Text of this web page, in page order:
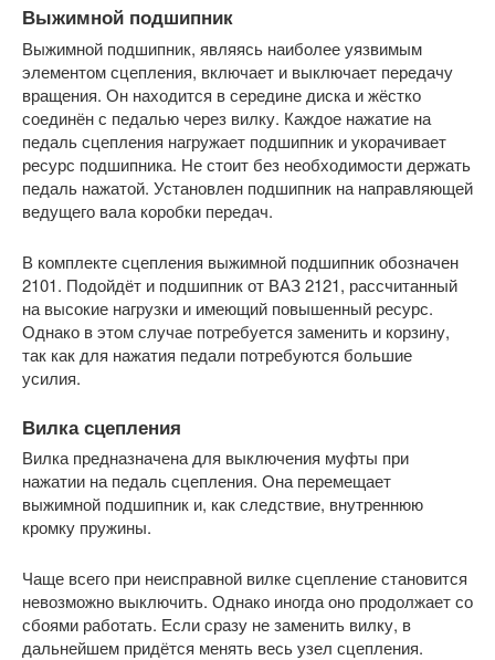
Выжимной подшипник
Выжимной подшипник, являясь наиболее уязвимым
элементом сцепления, включает и выключает передачу
вращения. Он находится в середине диска и жёстко
соединён с педалью через вилку. Каждое нажатие на
педаль сцепления нагружает подшипник и укорачивает
ресурс подшипника. Не стоит без необходимости держать
педаль нажатой. Установлен подшипник на направляющей
ведущего вала коробки передач.
В комплекте сцепления выжимной подшипник обозначен
2101. Подойдёт и подшипник от ВАЗ 2121, рассчитанный
на высокие нагрузки и имеющий повышенный ресурс.
Однако в этом случае потребуется заменить и корзину,
так как для нажатия педали потребуются большие
усилия.
Вилка сцепления
Вилка предназначена для выключения муфты при
нажатии на педаль сцепления. Она перемещает
выжимной подшипник и, как следствие, внутреннюю
кромку пружины.
Чаще всего при неисправной вилке сцепление становится
невозможно выключить. Однако иногда оно продолжает со
сбоями работать. Если сразу не заменить вилку, в
дальнейшем придётся менять весь узел сцепления.